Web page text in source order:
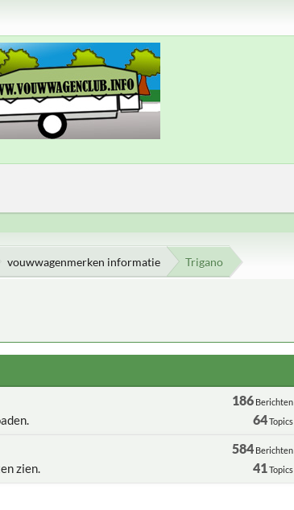
vouwwagenmerken informatie Trigano
186Berichten
64Topics
zien.
584Berichten
41Topics